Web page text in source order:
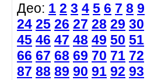
Део: 1 2 3 4 5 6 7 8 9
24 25 26 27 28 29 30
45 46 47 48 49 50 51
66 67 68 69 70 71 72
87 88 89 90 91 92 93